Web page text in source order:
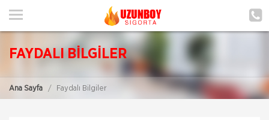
ANA SAYFA
POLIÇE HATIRLAT
FAYDALI BİLGİLER
Ana Sayfa Faydalı Bilgiler